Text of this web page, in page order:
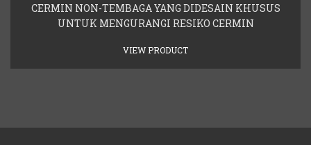
CERMIN NON-TEMBAGA YANG DIDESAIN KHUSUS
UNTUK MENGURANGI RESIKO CERMIN
VIEW PRODUCT